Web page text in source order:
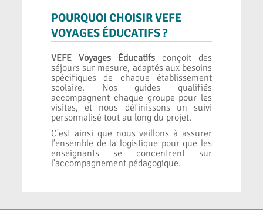
POURQUOI CHOISIR VEFE
VOYAGES ÉDUCATIFS ?
VEFE Voyages Éducatifs conçoit des
séjours sur mesure, adaptés aux besoins
spécifiques de chaque établissement
scolaire. Nos guides qualifiés
accompagnent chaque groupe pour les
visites, et nous définissons un suivi
personnalisé tout au long du projet.
C'est ainsi que nous veillons à assurer
l’ensemble de la logistique pour que les
enseignants se concentrent sur
l’accompagnement pédagogique.